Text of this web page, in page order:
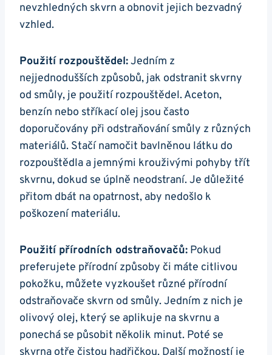
nevzhledných skvrn a obnovit jejich bezvadný
vzhled.
Použití rozpouštědel:Jedním z
nejjednodušších způsobů, jak odstranit skvrny
od smůly, je použití rozpouštědel. Aceton,
benzín nebo stříkací olej jsou často
doporučovány při odstraňování smůly z různých
materiálů. Stačí namočit bavlněnou látku do
rozpouštědla a jemnými krouživými pohyby třít
skvrnu, dokud se úplně neodstraní. Je důležité
přitom dbát na opatrnost, aby nedošlo k
poškození materiálu.
Použití přírodních odstraňovačů: Pokud
preferujete přírodní způsoby či máte citlivou
pokožku, můžete vyzkoušet různé přírodní
odstraňovače skvrn od smůly. Jedním z nich je
olivový olej, který se aplikuje na skvrnu a
ponechá se působit několik minut. Poté se
skvrna otře čistou hadřičkou. Další možností je